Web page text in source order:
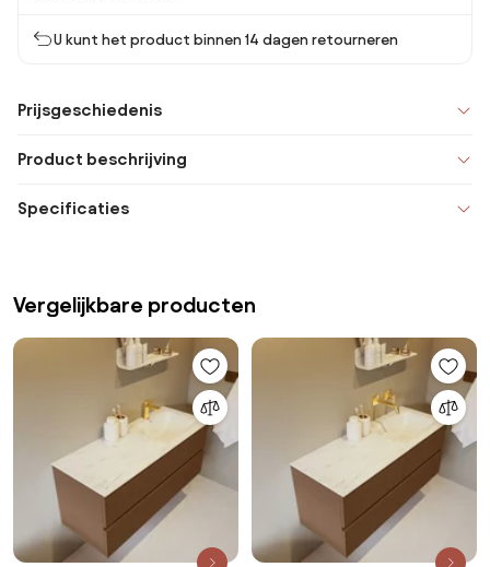
U kunt het product binnen 14 dagen retourneren
Prijsgeschiedenis
Product beschrijving
Specificaties
Vergelijkbare producten